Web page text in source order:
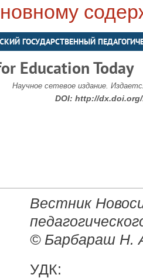
ГОСУДАРСТВЕННЫЙ
Education Today
Научное сетевое издание.
DOI: http://dx.doi.org/
Вестник
© Барбараш Н.
УДК: